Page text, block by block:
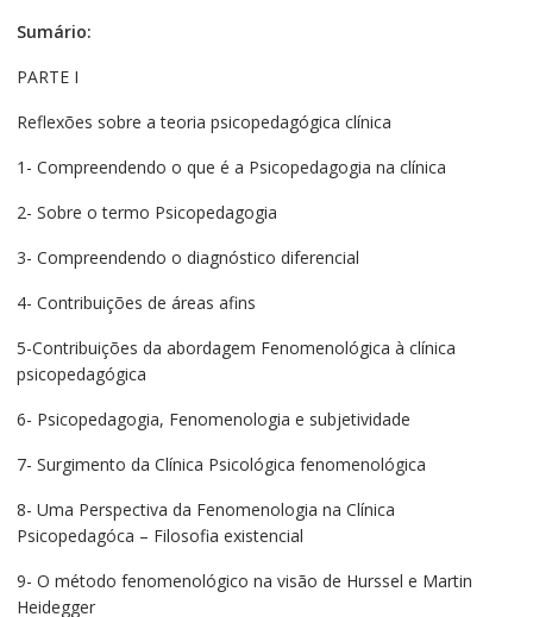
Sumário:
PARTE I
Reflexões sobre a teoria psicopedagógica clínica
1- Compreendendo o que é a Psicopedagogia na clínica
2- Sobre o termo Psicopedagogia
3- Compreendendo o diagnóstico diferencial
4- Contribuições de áreas afins
5-Contribuições da abordagem Fenomenológica à clínica
psicopedagógica
6- Psicopedagogia, Fenomenologia e subjetividade
7- Surgimento da Clínica Psicológica fenomenológica
8- Uma Perspectiva da Fenomenologia na Clínica
Psicopedagóca – Filosofia existencial
9- O método fenomenológico na visão de Hurssel e Martin
Heidegger